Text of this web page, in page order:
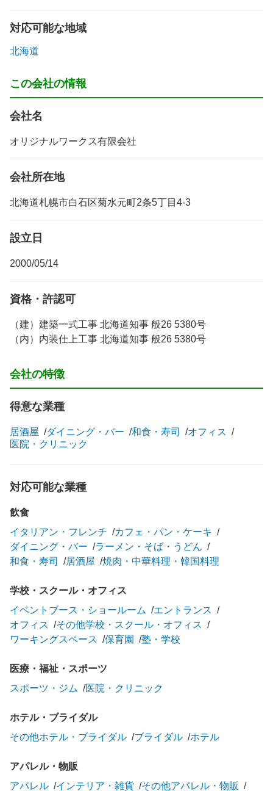
対応可能な地域
北海道
この会社の情報
会社名
オリジナルワークス有限会社
会社所在地
北海道札幌市白石区菊水元町2条5丁目4-3
設立日
2000/05/14
資格・許認可
（建）建築一式工事 北海道知事 般26 5380号
（内）内装仕上工事 北海道知事 般26 5380号
会社の特徴
得意な業種
居酒屋 ダイニング・バー 和食・寿司
オフィス
医院・クリニック
対応可能な業種
飲食
イタリアン・フレンチ
カフェ・パン・ケーキ
ダイニング・バー
ラーメン・そば・うどん
和食・寿司
居酒屋 焼肉・中華料理・韓国料理
学校・スクール・オフィス
イベントブース・ショールーム
エントランス
オフィス
その他学校・スクール・オフィス
ワーキングスペース
保育園 塾・学校
医療・福祉・スポーツ
スポーツ・ジム
医院・クリニック
ホテル・ブライダル
その他ホテル・ブライダル
ブライダル ホテル
アパレル・物販
アパレル
インテリア・雑貨 その他アパレル・物販